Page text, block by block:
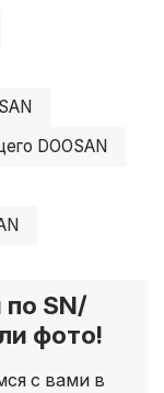
DOOSAN
SN/
фото!
с вами в